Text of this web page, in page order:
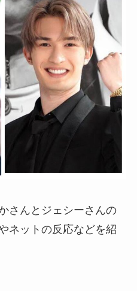
さんとジェシーさんの
ネットの反応などを紹